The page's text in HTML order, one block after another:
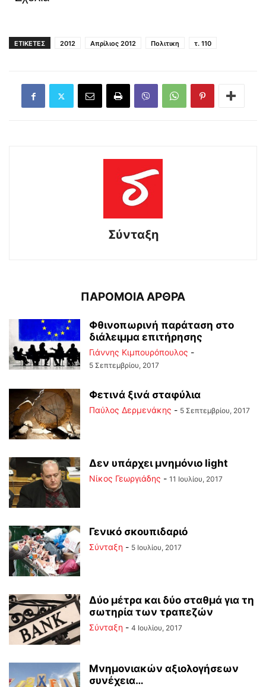
ΕΤΙΚΕΤΕΣ 2012 Απρίλιος 2012 Πολιτικη τ. 110
Σύνταξη
ΠΑΡΟΜΟΙΑ ΑΡΘΡΑ
Φθινοπωρινή παράταση στο
διάλειμμα επιτήρησης
Γιάννης Κιμπουρόπουλος -
5 Σεπτεμβρίου, 2017
Φετινά ξινά σταφύλια
Παύλος Δερμενάκης - 5 Σεπτεμβρίου, 2017
Δεν υπάρχει μνημόνιο light
Νίκος Γεωργιάδης - 11 Ιουλίου, 2017
Γενικό σκουπιδαριό
Σύνταξη - 5 Ιουλίου, 2017
Δύο μέτρα και δύο σταθμά για τη
σωτηρία των τραπεζών
Σύνταξη - 4 Ιουλίου, 2017
Μνημονιακών αξιολογήσεων
συνέχεια…